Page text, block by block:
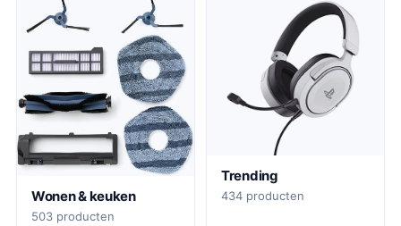
Wonen & keuken
503 producten
Trending
434 producten